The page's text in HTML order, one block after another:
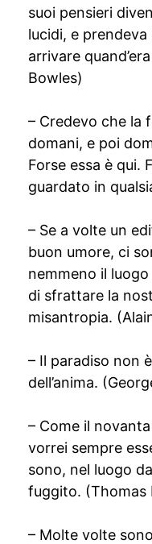
suoi pensieri
lucidi, e
arrivare
Bowles)
– Credevo che la
domani, e poi
Forse essa è qui.
guardato in
– Se a volte un
buon umore, ci
nemmeno il
di sfrattare la
misantropia.
– Il paradiso non
dell’anima.
– Come il
vorrei sempre
sono, nel luogo
fuggito. (Thomas
– Molte volte